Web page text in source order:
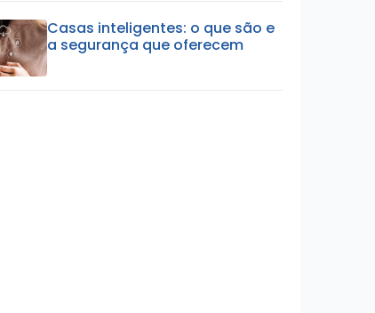
Casas inteligentes: o que são e
a segurança que oferecem